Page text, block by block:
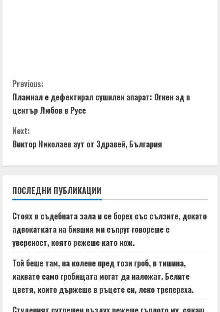
C
o
n
t
i
n
u
e
R
e
a
Previous:
Пламнал е дефектирал сушилен апарат: Огнен ад в
център Любов в Русе
Next:
Виктор Николаев аут от Здравей, България
ПОСЛЕДНИ ПУБЛИКАЦИИ
Стоях в съдебната зала и се борех със сълзите, докато
адвокатката на бившия ми съпруг говореше с
увереност, която режеше като нож.
Той беше там, на колене пред този гроб, в тишина,
каквато само гробищата могат да наложат. Белите
цветя, които държеше в ръцете си, леко трепереха.